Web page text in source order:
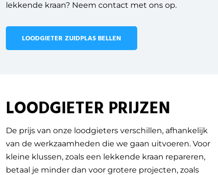
lekkende kraan? Neem contact met ons op.
LOODGIETER ZUIDPLAS BELLEN
LOODGIETER PRIJZEN
De prijs van onze loodgieters verschillen, afhankelijk
van de werkzaamheden die we gaan uitvoeren. Voor
kleine klussen, zoals een lekkende kraan repareren,
betaal je minder dan voor grotere projecten, zoals